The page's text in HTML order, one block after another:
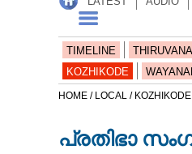
NEWS 360
TIMELINE
KOZHIKODE
HOME / LOCAL / KOZHIKODE
പ്രതിഭാ